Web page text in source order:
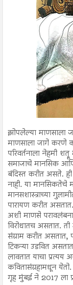
झोपलेल्या माणसाला
माणसाला जागे करणे
परिवर्तनाला नेहमी
समाजाचे मानसिक
बंदिस्त करीत असते.
नाही. या मानसिकतेचे
मानसशास्त्राच्या
पारायण करीत
अशी माणसे
विरोधातच असतात.
संग्राम करीत असतात,
टिकऱ्या उडवित
लावतात याचा प्रत्यय
कवितासंग्रहामधून येतो.
गृह मुंबई ने 2017 ला